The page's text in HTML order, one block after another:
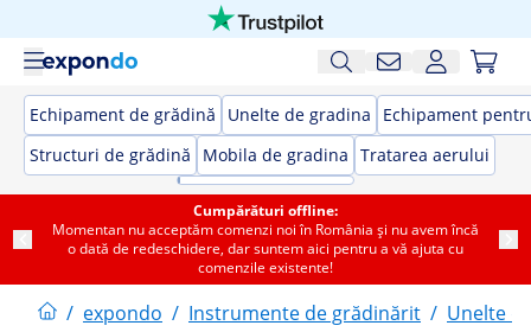
Echipament de grădină Unelte de gradina
Echipament
Structuri de grădină
Mobila de gradina Tratarea aerului
Cumpărături offline:
Momentan nu acceptăm comenzi noi în România și nu avem încă
o dată de redeschidere, dar suntem aici pentru a vă ajuta cu
comenzile existente!
/ expondo / Instrumente de grădinărit / Unelte